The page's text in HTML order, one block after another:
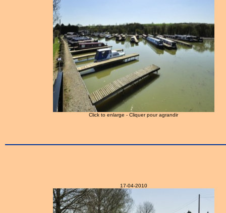
Click to enlarge - Cliquer pour agrandir
17-04-2010